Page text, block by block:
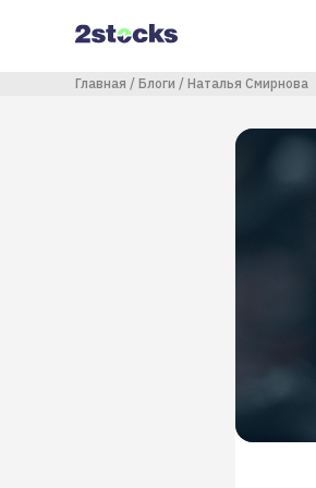
содержанию
Строка навигации
Главная Блоги Наталья Смирнова